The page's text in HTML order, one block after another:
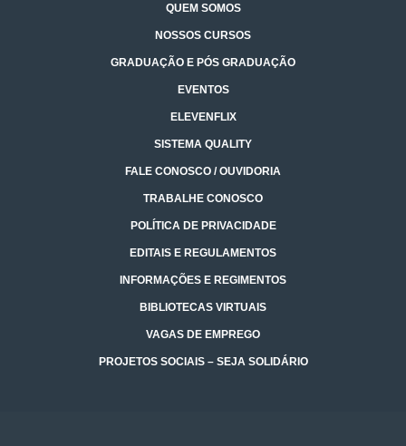
QUEM SOMOS
NOSSOS CURSOS
GRADUAÇÃO E PÓS GRADUAÇÃO
EVENTOS
ELEVENFLIX
SISTEMA QUALITY
FALE CONOSCO / OUVIDORIA
TRABALHE CONOSCO
POLÍTICA DE PRIVACIDADE
EDITAIS E REGULAMENTOS
INFORMAÇÕES E REGIMENTOS
BIBLIOTECAS VIRTUAIS
VAGAS DE EMPREGO
PROJETOS SOCIAIS – SEJA SOLIDÁRIO